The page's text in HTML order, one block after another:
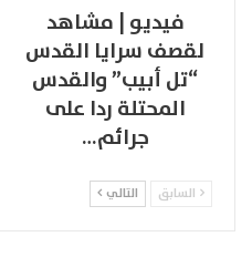
فيديو | مشاهد
لقصف سرايا القدس
“تل أبيب” والقدس
المحتلة ردا على
جرائم…
السابق التالي